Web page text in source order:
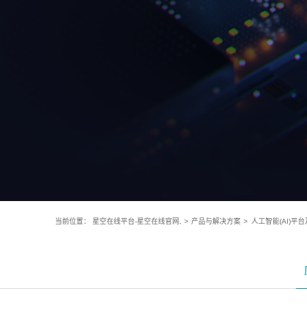
当前位置： 星空在线平台-星空在线官网, > 产品与解决方案 > 人工智能(AI)平台